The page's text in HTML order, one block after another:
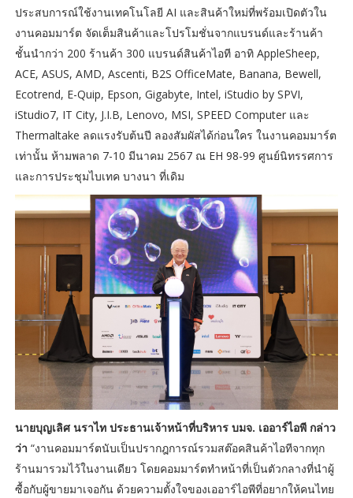
ประสบการณ์ใช้งานเทคโนโลยี AI และสินค้าใหม่ที่พร้อมเปิดตัวใน
งานคอมมาร์ต จัดเต็มสินค้าและโปรโมชั่นจากแบรนด์และร้านค้า
ชั้นนำกว่า 200 ร้านค้า 300 แบรนด์สินค้าไอที อาทิ AppleSheep,
ACE, ASUS, AMD, Ascenti, B2S OfficeMate, Banana, Bewell,
Ecotrend, E-Quip, Epson, Gigabyte, Intel, iStudio by SPVI,
iStudio7, IT City, J.I.B, Lenovo, MSI, SPEED Computer และ
Thermaltake ลดแรงรับต้นปี ลองสัมผัสได้ก่อนใคร ในงานคอมมาร์ต
เท่านั้น ห้ามพลาด 7-10 มีนาคม 2567 ณ EH 98-99 ศูนย์นิทรรศการ
และการประชุมไบเทค บางนา ที่เดิม
นายบุญเลิศ นราไท ประธานเจ้าหน้าที่บริหาร บมจ. เออาร์ไอพี กล่าว
ว่า “งานคอมมาร์ตนับเป็นปรากฎการณ์รวมสต๊อคสินค้าไอทีจากทุก
ร้านมารวมไว้ในงานเดียว โดยคอมมาร์ตทำหน้าที่เป็นตัวกลางที่นำผู้
ซื้อกับผู้ขายมาเจอกัน ด้วยความตั้งใจของเออาร์ไอพีที่อยากให้คนไทย